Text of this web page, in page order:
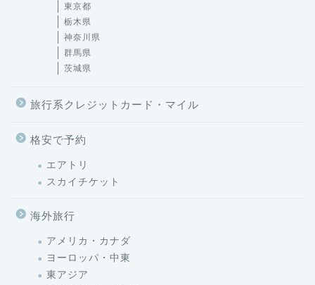
東京都
栃木県
神奈川県
群馬県
茨城県
旅行系クレジットカード・マイル
格安で予約
エアトリ
スカイチケット
海外旅行
アメリカ・カナダ
ヨーロッパ・中東
東アジア